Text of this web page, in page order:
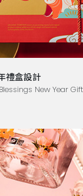
禮盒設計
New Year